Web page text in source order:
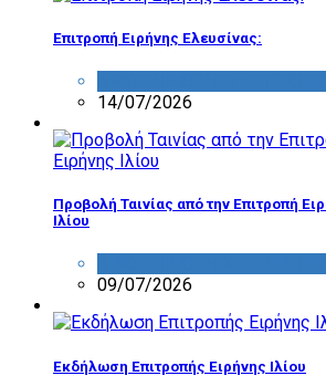
Επιτροπή Ειρήνης Ελευσίνας:
14/07/2026
Προβολή Ταινίας από την Επιτροπή
Ιλίου
09/07/2026
Εκδήλωση Επιτροπής Ειρήνης Ιλίου